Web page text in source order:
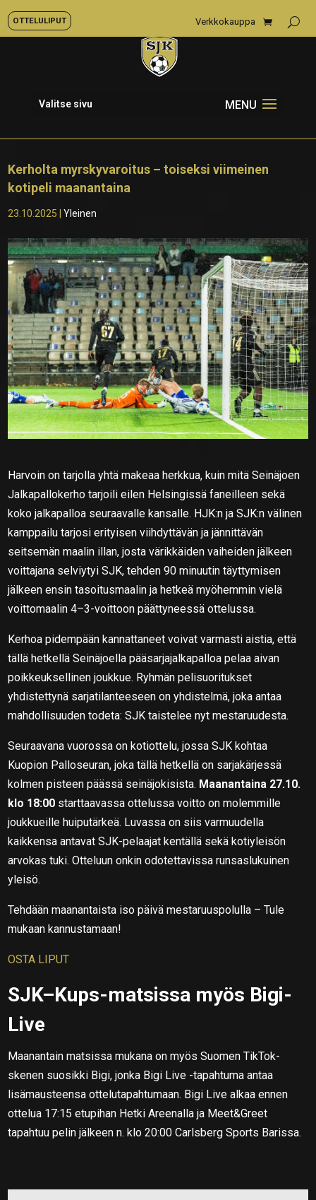
OTTELULIPUT Verkkokauppa
Valitse sivu
Kerholta myrskyvaroitus – toiseksi viimeinen
kotipeli maanantaina
23.10.2025 |Yleinen
Harvoin on tarjolla yhtä makeaa herkkua, kuin mitä Seinäjoen
Jalkapallokerho tarjoili eilen Helsingissä faneilleen sekä
koko jalkapalloa seuraavalle kansalle. HJK:n ja SJK:n välinen
kamppailu tarjosi erityisen viihdyttävän ja jännittävän
seitsemän maalin illan, josta värikkäiden vaiheiden jälkeen
voittajana selviytyi SJK, tehden 90 minuutin täyttymisen
jälkeen ensin tasoitusmaalin ja hetkeä myöhemmin vielä
voittomaalin 4–3-voittoon päättyneessä ottelussa.
Kerhoa pidempään kannattaneet voivat varmasti aistia, että
tällä hetkellä Seinäjoella pääsarjajalkapalloa pelaa aivan
poikkeuksellinen joukkue. Ryhmän pelisuoritukset
yhdistettynä sarjatilanteeseen on yhdistelmä, joka antaa
mahdollisuuden todeta: SJK taistelee nyt mestaruudesta.
Seuraavana vuorossa on kotiottelu, jossa SJK kohtaa
Kuopion Palloseuran, joka tällä hetkellä on sarjakärjessä
kolmen pisteen päässä seinäjokisista. Maanantaina 27.10.
klo 18:00 starttaavassa ottelussa voitto on molemmille
joukkueille huiputärkeä. Luvassa on siis varmuudella
kaikkensa antavat SJK-pelaajat kentällä sekä kotiyleisön
arvokas tuki. Otteluun onkin odotettavissa runsaslukuinen
yleisö.
Tehdään maanantaista iso päivä mestaruuspolulla – Tule
mukaan kannustamaan!
OSTA LIPUT
SJK–Kups-matsissa myös Bigi-
Live
Maanantain matsissa mukana on myös Suomen TikTok-
skenen suosikki Bigi, jonka Bigi Live -tapahtuma antaa
lisämausteensa ottelutapahtumaan. Bigi Live alkaa ennen
ottelua 17:15 etupihan Hetki Areenalla ja Meet&Greet
tapahtuu pelin jälkeen n. klo 20:00 Carlsberg Sports Barissa.